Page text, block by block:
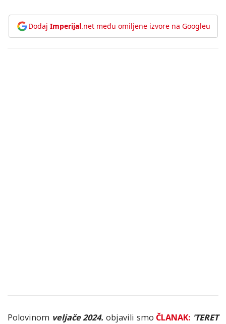
Dodaj Imperijal.net među omiljene izvore na Googleu
Polovinom veljače 2024. objavili smo ČLANAK: 'TERET